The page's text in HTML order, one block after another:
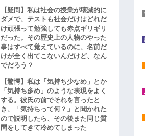
【疑問】私は社会の授業が壊滅的に
ダメで、テストも社会だけはどれだ
け頑張って勉強しても赤点ギリギリ
だった。その歴史上の人物のやった
事はすべて覚えているのに、名前だ
けが全く出てこないんだけど、なん
でだろう？
【驚愕】私は「気持ち少なめ」とか
「気持ち多め」のような表現をよく
する。彼氏の前でそれを言ったと
き、「気持ちって何？」と聞かれた
ので説明したら、その後また同じ質
問をしてきて冷めてしまった